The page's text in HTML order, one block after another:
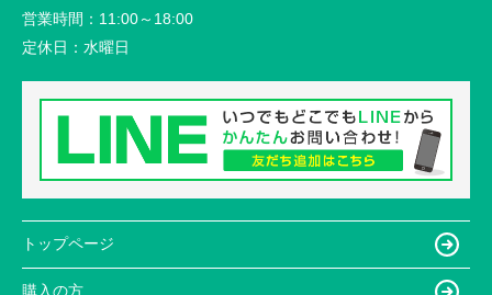
営業時間： 11:00～18:00
定休日： 水曜日
トップページ
購入の方